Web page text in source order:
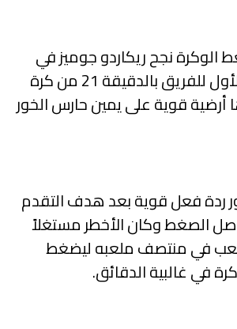
الوكرة نجح ريكاردو جوميز في
تسجيل الهدف الأول للفريق بالدقيقة 21 من كرة
قوية على يمين حارس الخور
ردة فعل قوية بعد هدف التقدم
الصغط وكان الأخطر مستغلاً
في منتصف ملعبه ليضغط
في غالبية الدقائق.